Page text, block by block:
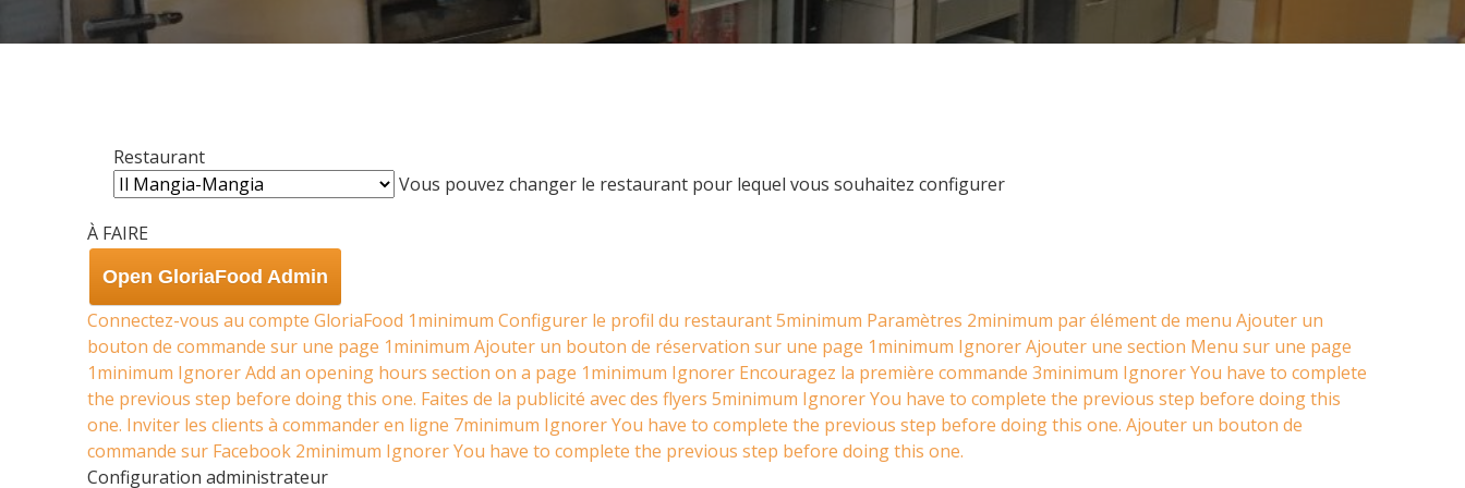
Restaurant
Vous pouvez changer le restaurant pour lequel vous souhaitez configurer
À FAIRE
Open GloriaFood Admin
Connectez-vous au compte GloriaFood 1minimum Configurer le profil du restaurant5minimum Paramètres 2minimum par élément de menu Ajouter un
bouton de commande sur une page 1minimum Ajouter un bouton de réservation sur une page 1minimum IgnorerAjouter une section Menu sur une page
1minimum IgnorerAdd an opening hours section on a page 1minimum Ignorer Encouragez la première commande 3minimum IgnorerYou have to complete
the previous step before doing this one. Faites de la publicité avec des flyers 5minimum IgnorerYou have to complete the previous step before doing this
one. Inviter les clients à commander en ligne 7minimum IgnorerYou have to complete the previous step before doing this one. Ajouter un bouton de
commande sur Facebook 2minimum IgnorerYou have to complete the previous step before doing this one.
Configuration administrateur